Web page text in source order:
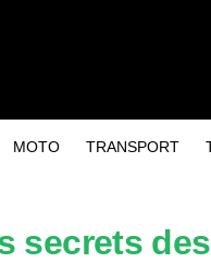
MOTO TRANSPORT
secrets